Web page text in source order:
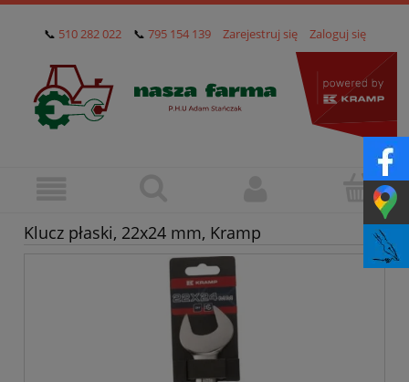
📞 510 282 022 📞 795 154 139 Zarejestruj się Zaloguj się
Klucz płaski, 22x24 mm, Kramp